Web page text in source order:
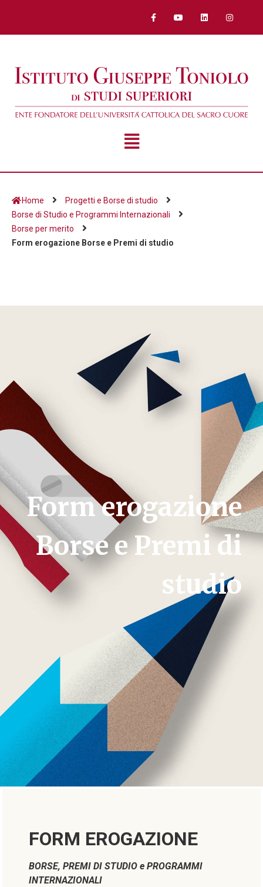
Home
Progetti e Borse di studio
Borse di Studio e Programmi Internazionali
Borse per merito
Form erogazione Borse e Premi di studio
e Premi di studio
Form erogazione
Borse e Premi di
studio
FORM EROGAZIONE
BORSE, PREMI DI STUDIO e PROGRAMMI
INTERNAZIONALI